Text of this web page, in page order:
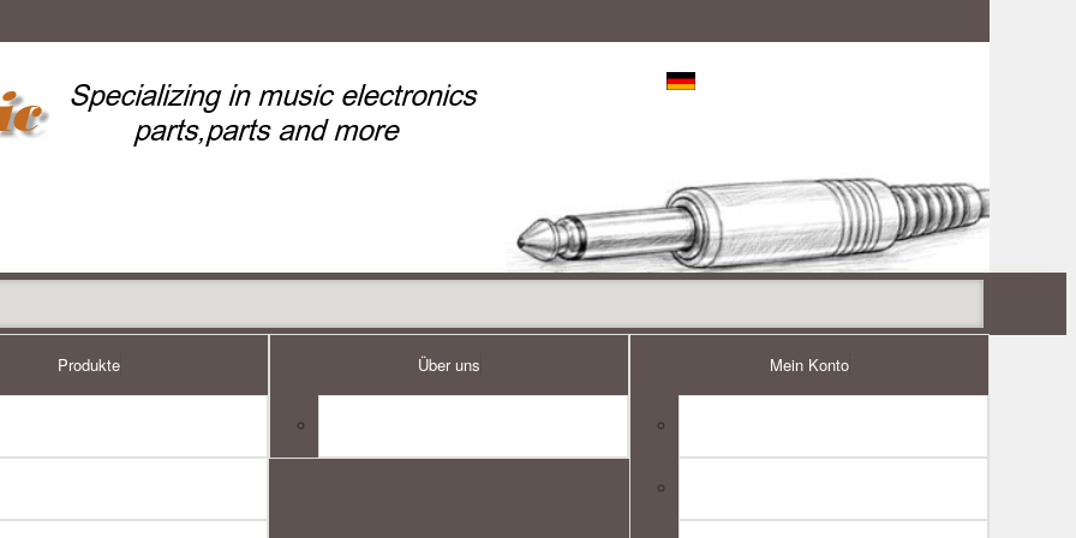
Social Unternehmen
Produkte Über uns Mein Konto
Litze 0,14mm2 (10m Ring)